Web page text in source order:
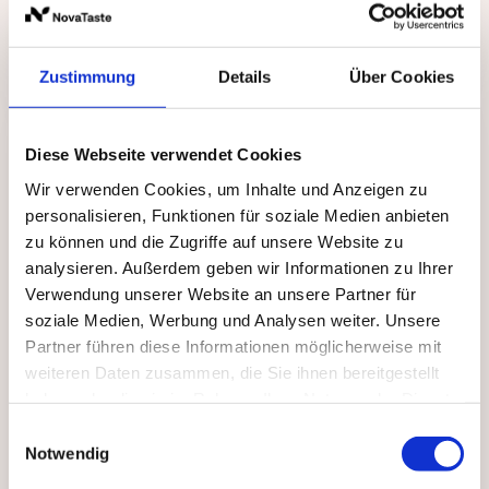
Zustimmung Details Über Cookies
Diese Webseite verwendet Cookies
Wir verwenden Cookies, um Inhalte und Anzeigen zu
personalisieren, Funktionen für soziale Medien anbieten
zu können und die Zugriffe auf unsere Website zu
analysieren. Außerdem geben wir Informationen zu Ihrer
Verwendung unserer Website an unsere Partner für
soziale Medien, Werbung und Analysen weiter. Unsere
Partner führen diese Informationen möglicherweise mit
weiteren Daten zusammen, die Sie ihnen bereitgestellt
Notwendig
Produktion, industrielle Fertigung
Zahlreiche
Anwendungen
Probepackungen
Werbeartikel
Geschenke für Weihnachten,
Geburtstag oder andere spezielle
Anlässe
Verpackungen für eigene Kreationen